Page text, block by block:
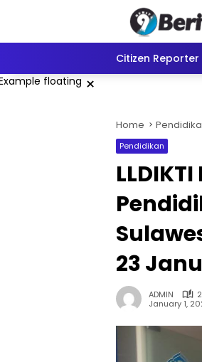
Citizen Reporter
×
Home
Pendidikan
23
ADMIN
January 1,